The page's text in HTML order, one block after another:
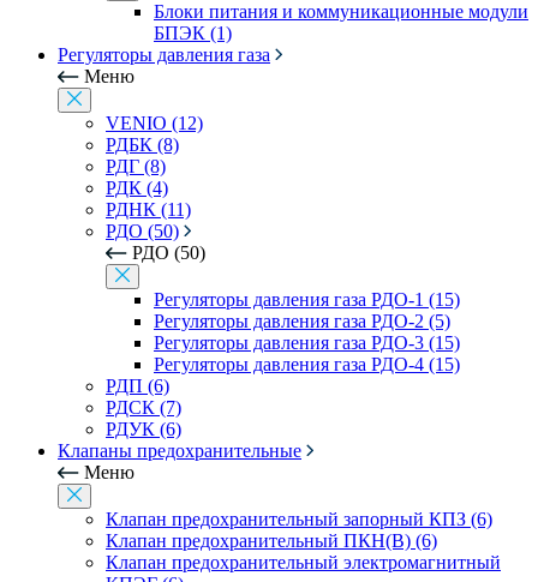
Блоки питания и коммуникационные модули
БПЭК (1)
Регуляторы давления газа
Меню
VENIO (12)
РДБК (8)
РДГ (8)
РДК (4)
РДНК (11)
РДО (50)
РДО (50)
Регуляторы давления газа РДО-1 (15)
Регуляторы давления газа РДО-2 (5)
Регуляторы давления газа РДО-3 (15)
Регуляторы давления газа РДО-4 (15)
РДП (6)
РДСК (7)
РДУК (6)
Клапаны предохранительные
Меню
Клапан предохранительный запорный КПЗ (6)
Клапан предохранительный ПКН(В) (6)
Клапан предохранительный электромагнитный